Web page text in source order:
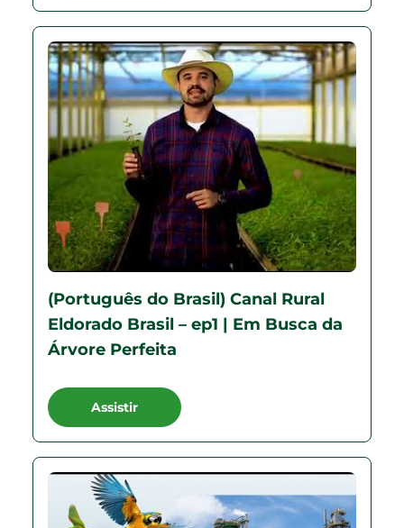
(Português do Brasil) Canal Rural
Eldorado Brasil – ep1 | Em Busca da
Árvore Perfeita
Assistir